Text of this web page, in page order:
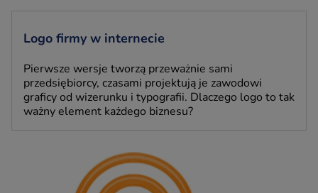
Logo firmy w internecie
Pierwsze wersje tworzą przeważnie sami
przedsiębiorcy, czasami projektują je zawodowi
graficy od wizerunku i typografii. Dlaczego logo to tak
ważny element każdego biznesu?